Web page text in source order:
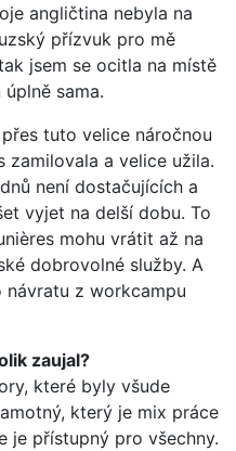
angličtina nebyla na
přízvuk pro mě
jsem se ocitla na místě
sama.
tuto velice náročnou
zamilovala a velice užila.
není dostačujících a
vyjet na delší dobu. To
mohu vrátit až na
dobrovolné služby. A
návratu z workcampu
zaujal?
které byly všude
který je mix práce
je přístupný pro všechny.